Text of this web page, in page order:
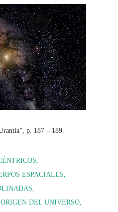
p. 187 – 189.
ESPACIALES
ORIGEN DEL UNIVERSO